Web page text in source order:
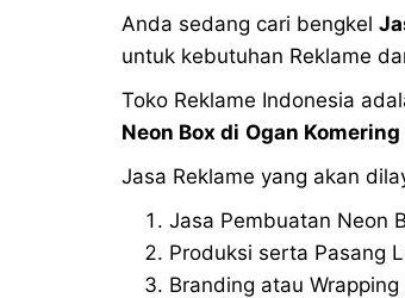
Anda sedang cari bengkel
untuk kebutuhan Reklame
Toko Reklame Indonesia
Neon Box di Ogan
Jasa Reklame yang akan
Jasa Pembuatan Neon
Produksi serta Pasang
Branding atau